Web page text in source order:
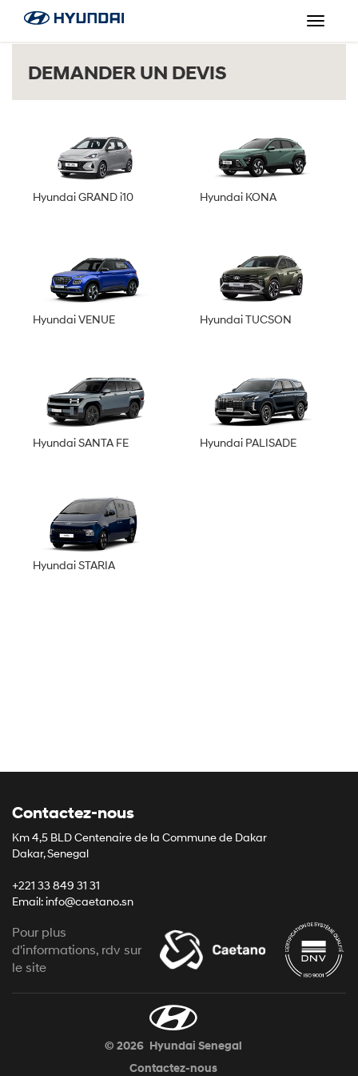
Toggle
DEMANDER UN DEVIS
Hyundai GRAND i10 Hyundai KONA
Hyundai VENUE Hyundai TUCSON
Hyundai SANTA FE Hyundai PALISADE
Hyundai STARIA
Contactez-nous
Km 4,5 BLD Centenaire de la Commune de Dakar
Dakar, Senegal
+221 33 849 31 31
Email: info@caetano.sn
Pour plus
d'informations, rdv sur
le site
© 2026 Hyundai Senegal
Contactez-nous